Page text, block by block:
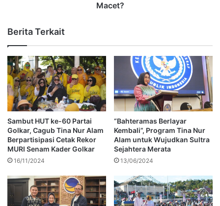
Macet?
Berita Terkait
Sambut HUT ke-60 Partai
Golkar, Cagub Tina Nur Alam
Berpartisipasi Cetak Rekor
MURI Senam Kader Golkar
16/11/2024
“Bahteramas Berlayar
Kembali”, Program Tina Nur
Alam untuk Wujudkan Sultra
Sejahtera Merata
13/06/2024